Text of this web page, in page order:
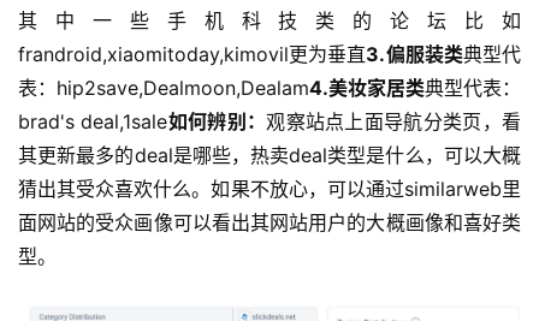
其中一些手机科技类的论坛比如
frandroid,xiaomitoday,kimovil更为垂直3.偏服装类典型代
表：hip2save,Dealmoon,Dealam4.美妆家居类典型代表：
brad's deal,1sale如何辨别：观察站点上面导航分类页，看
其更新最多的deal是哪些，热卖deal类型是什么，可以大概
猜出其受众喜欢什么。如果不放心，可以通过similarweb里
面网站的受众画像可以看出其网站用户的大概画像和喜好类
型。